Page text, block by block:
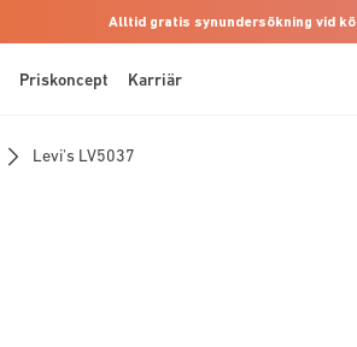
Alltid gratis synundersökning vid
Priskoncept Karriär
Levi's LV5037